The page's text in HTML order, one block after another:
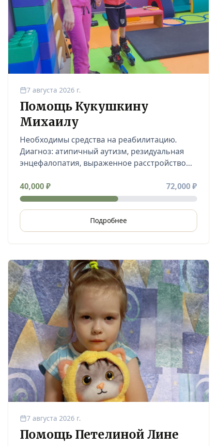
7 августа 2026 г.
Помощь Кукушкину
Михаилу
Необходимы средства на реабилитацию.
Диагноз: атипичный аутизм, резидуальная
энцефалопатия, выраженное расстройство
двигательных сегментов шейного отдела
позвоночника, синдром венозной дисгемии.
40,000₽ 72,000₽
Подробнее
7 августа 2026 г.
Помощь Петелиной Лине